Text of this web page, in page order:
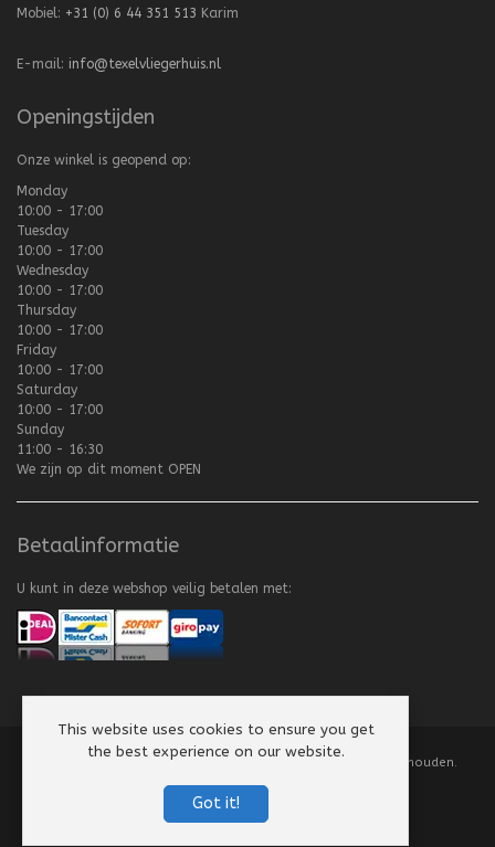
Mobiel: +31 (0) 6 44 351 513 Karim
E-mail: info@texelvliegerhuis.nl
Openingstijden
Onze winkel is geopend op:
Monday
10:00 - 17:00
Tuesday
10:00 - 17:00
Wednesday
10:00 - 17:00
Thursday
10:00 - 17:00
Friday
10:00 - 17:00
Saturday
10:00 - 17:00
Sunday
11:00 - 16:30
We zijn op dit moment OPEN
Betaalinformatie
U kunt in deze webshop veilig betalen met:
2008-2026 Texel Vliegerhuis. Alle rechten voorbehouden.
This website uses cookies to ensure you get
the best experience on our website.
Got it!